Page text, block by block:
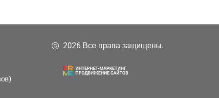
2026 Все права защищены.